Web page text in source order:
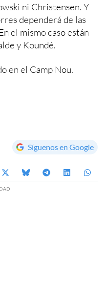
ni Christensen. Y
dependerá de las
el mismo caso están
y Koundé.
en el Camp Nou.
Síguenos en Google